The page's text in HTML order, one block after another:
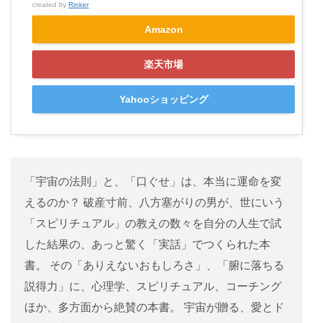
created by Rinker
Amazon
楽天市場
Yahooショッピング
「宇宙の法則」と、「口ぐせ」は、本当に運命を変
えるのか？ 破産寸前、八方塞がりの男が、世にいう
「スピリチュアル」の教えの数々を自分の人生で試
した結果の、あっと驚く「実話」でつくられた本
書。 その「ありえないおもしろさ」、「腑に落ちる
説得力」に、心理学、スピリチュアル、コーチング
ほか、多方面から絶賛の本書。 宇宙が贈る、愛とド